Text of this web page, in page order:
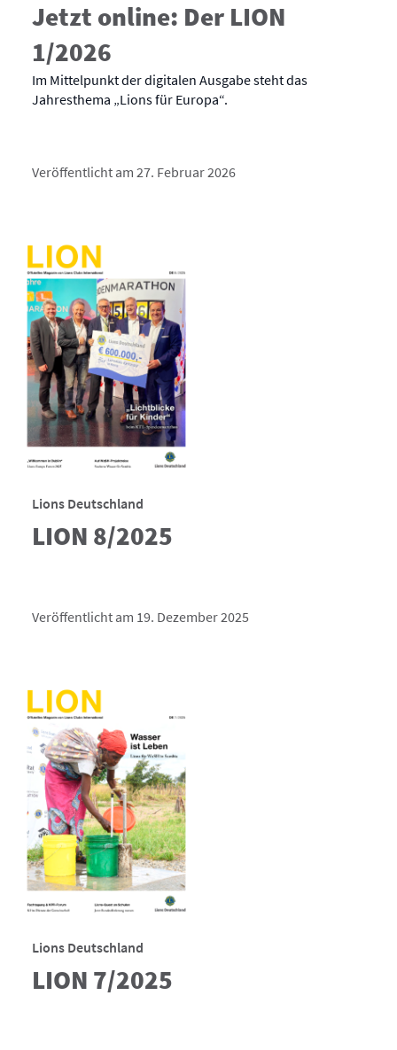
Jetzt online: Der LION
1/2026
Im Mittelpunkt der digitalen Ausgabe steht das
Jahresthema „Lions für Europa“.
Veröffentlicht am 27. Februar 2026
Lions Deutschland
LION 8/2025
Veröffentlicht am 19. Dezember 2025
Lions Deutschland
LION 7/2025